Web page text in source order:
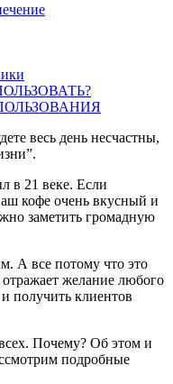
весь день несчастны,
в 21 веке. Если
кофе очень вкусный и
заметить громадную
А все потому что это
желание любого
получить клиентов
Почему? Об этом и
подробные